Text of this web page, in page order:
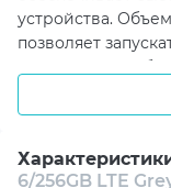
устройства.
позволяет
одновременно
хранения данных
памяти с
подходящим для
6/256GB LTE